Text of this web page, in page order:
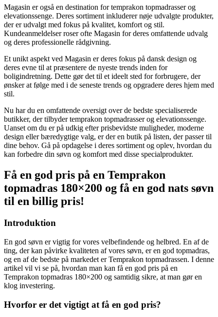
Magasin er også en destination for temprakon topmadrasser og
elevationssenge. Deres sortiment inkluderer nøje udvalgte produkter,
der er udvalgt med fokus på kvalitet, komfort og stil.
Kundeanmeldelser roser ofte Magasin for deres omfattende udvalg
og deres professionelle rådgivning.
Et unikt aspekt ved Magasin er deres fokus på dansk design og
deres evne til at præsentere de nyeste trends inden for
boligindretning. Dette gør det til et ideelt sted for forbrugere, der
ønsker at følge med i de seneste trends og opgradere deres hjem med
stil.
Nu har du en omfattende oversigt over de bedste specialiserede
butikker, der tilbyder temprakon topmadrasser og elevationssenge.
Uanset om du er på udkig efter prisbevidste muligheder, moderne
design eller bæredygtige valg, er der en butik på listen, der passer til
dine behov. Gå på opdagelse i deres sortiment og oplev, hvordan du
kan forbedre din søvn og komfort med disse specialprodukter.
Få en god pris på en Temprakon
topmadras 180×200 og få en god nats søvn
til en billig pris!
Introduktion
En god søvn er vigtig for vores velbefindende og helbred. En af de
ting, der kan påvirke kvaliteten af vores søvn, er en god topmadras,
og en af de bedste på markedet er Temprakon topmadrassen. I denne
artikel vil vi se på, hvordan man kan få en god pris på en
Temprakon topmadras 180×200 og samtidig sikre, at man gør en
klog investering.
Hvorfor er det vigtigt at få en god pris?